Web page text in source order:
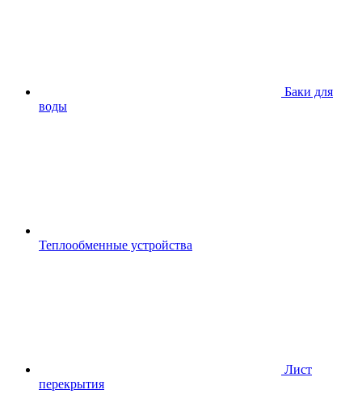
Баки для
воды
Теплообменные устройства
Лист
перекрытия